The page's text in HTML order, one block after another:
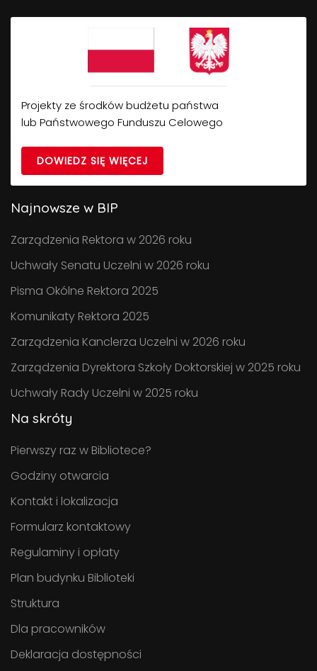
Projekty ze środków budżetu państwa
lub Państwowego Funduszu Celowego
DOWIEDZ SIĘ WIĘCEJ
Najnowsze w BIP
Zarządzenia Rektora w 2026 roku
Uchwały Senatu Uczelni w 2026 roku
Pisma Okólne Rektora 2025
Komunikaty Rektora 2025
Zarządzenia Kanclerza Uczelni w 2026 roku
Zarządzenia Dyrektora Szkoły Doktorskiej w 2025 roku
Uchwały Rady Uczelni w 2025 roku
Na skróty
Pierwszy raz w Bibliotece?
Godziny otwarcia
Kontakt i lokalizacja
Formularz kontaktowy
Regulaminy i opłaty
Plan budynku Biblioteki
Struktura
Dla pracowników
Deklaracja dostępności